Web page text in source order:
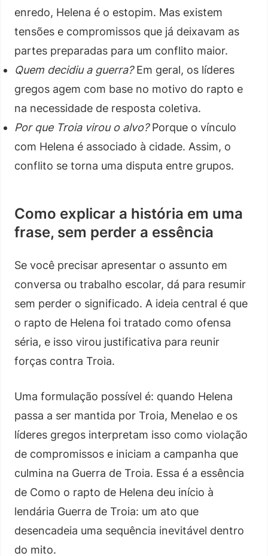
enredo, Helena é o estopim. Mas existem
tensões e compromissos que já deixavam as
partes preparadas para um conflito maior.
Quem decidiu a guerra?Em geral, os líderes
gregos agem com base no motivo do rapto e
na necessidade de resposta coletiva.
Por que Troia virou o alvo?Porque o vínculo
com Helena é associado à cidade. Assim, o
conflito se torna uma disputa entre grupos.
Como explicar a história em uma
frase, sem perder a essência
Se você precisar apresentar o assunto em
conversa ou trabalho escolar, dá para resumir
sem perder o significado. A ideia central é que
o rapto de Helena foi tratado como ofensa
séria, e isso virou justificativa para reunir
forças contra Troia.
Uma formulação possível é: quando Helena
passa a ser mantida por Troia, Menelao e os
líderes gregos interpretam isso como violação
de compromissos e iniciam a campanha que
culmina na Guerra de Troia. Essa é a essência
de Como o rapto de Helena deu início à
lendária Guerra de Troia: um ato que
desencadeia uma sequência inevitável dentro
do mito.